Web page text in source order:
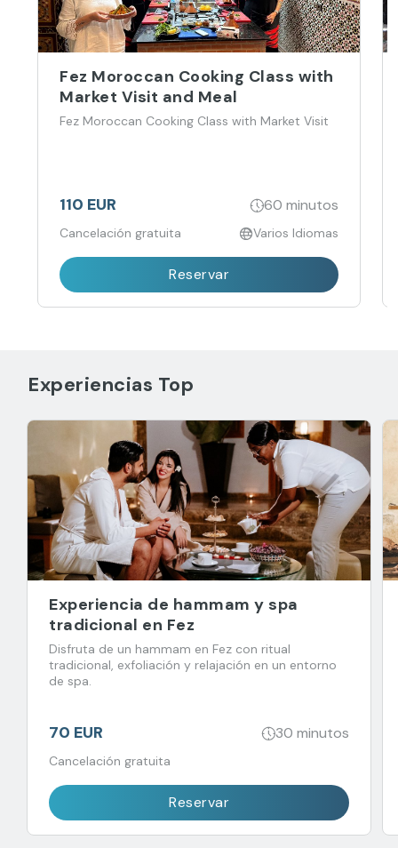
Fez Moroccan Cooking Class with
Market Visit and Meal
Fez Moroccan Cooking Class with Market Visit
110 EUR 60 minutos
Cancelación gratuita Varios Idiomas
Reservar
Experiencias Top
Experiencia de hammam y spa
tradicional en Fez
Disfruta de un hammam en Fez con ritual
tradicional, exfoliación y relajación en un entorno
de spa.
70 EUR 30 minutos
Cancelación gratuita
Reservar